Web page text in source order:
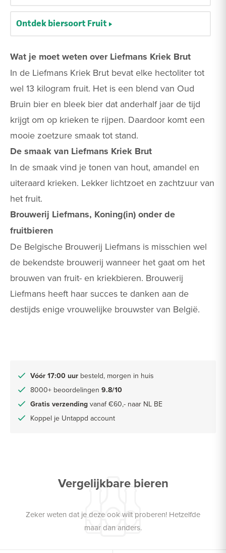
Wat je moet weten over Liefmans Kriek Brut
In de Liefmans Kriek Brut bevat elke hectoliter tot
wel 13 kilogram fruit. Het is een blend van Oud
Bruin bier en bleek bier dat anderhalf jaar de tijd
krijgt om op krieken te rijpen. Daardoor komt een
mooie zoetzure smaak tot stand.
De smaak van Liefmans Kriek Brut
In de smaak vind je tonen van hout, amandel en
uiteraard krieken. Lekker lichtzoet en zachtzuur van
het fruit.
Brouwerij Liefmans, Koning(in) onder de
fruitbieren
De Belgische Brouwerij Liefmans is misschien wel
de bekendste brouwerij wanneer het gaat om het
brouwen van fruit- en kriekbieren. Brouwerij
Liefmans heeft haar succes te danken aan de
destijds enige vrouwelijke brouwster van België.
Vóór 17:00 uur besteld, morgen in huis
8000+ beoordelingen 9.8/10
Gratis verzending vanaf €60,- naar NL BE
Koppel je Untappd account
Ontdek biersoort Fruit
Vergelijkbare bieren
Zeker weten dat je deze ook wilt proberen! Hetzelfde
maar dan anders.